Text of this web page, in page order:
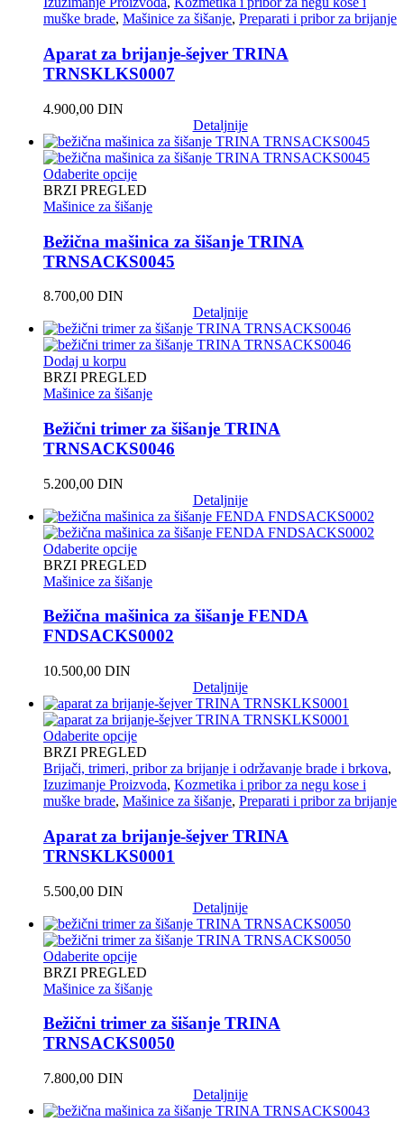
muške brade, Mašinice za šišanje, Preparati i pribor za brijanje
Aparat za brijanje-šejver TRINA
TRNSKLKS0007
4.900,00 DIN
Detaljnije
Odaberite opcije
BRZI PREGLED
Mašinice za šišanje
Bežična mašinica za šišanje TRINA
TRNSACKS0045
8.700,00 DIN
Detaljnije
Dodaj u korpu
BRZI PREGLED
Mašinice za šišanje
Bežični trimer za šišanje TRINA
TRNSACKS0046
5.200,00 DIN
Detaljnije
Odaberite opcije
BRZI PREGLED
Mašinice za šišanje
Bežična mašinica za šišanje FENDA
FNDSACKS0002
10.500,00 DIN
Detaljnije
Odaberite opcije
BRZI PREGLED
Brijači, trimeri, pribor za brijanje i održavanje brade i brkova,
Izuzimanje Proizvoda, Kozmetika i pribor za negu kose i
muške brade, Mašinice za šišanje, Preparati i pribor za brijanje
Aparat za brijanje-šejver TRINA
TRNSKLKS0001
5.500,00 DIN
Detaljnije
Odaberite opcije
BRZI PREGLED
Mašinice za šišanje
Bežični trimer za šišanje TRINA
TRNSACKS0050
7.800,00 DIN
Detaljnije